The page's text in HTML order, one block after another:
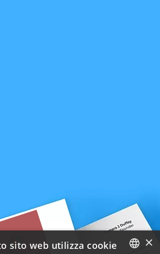
×
sito web utilizza cookie